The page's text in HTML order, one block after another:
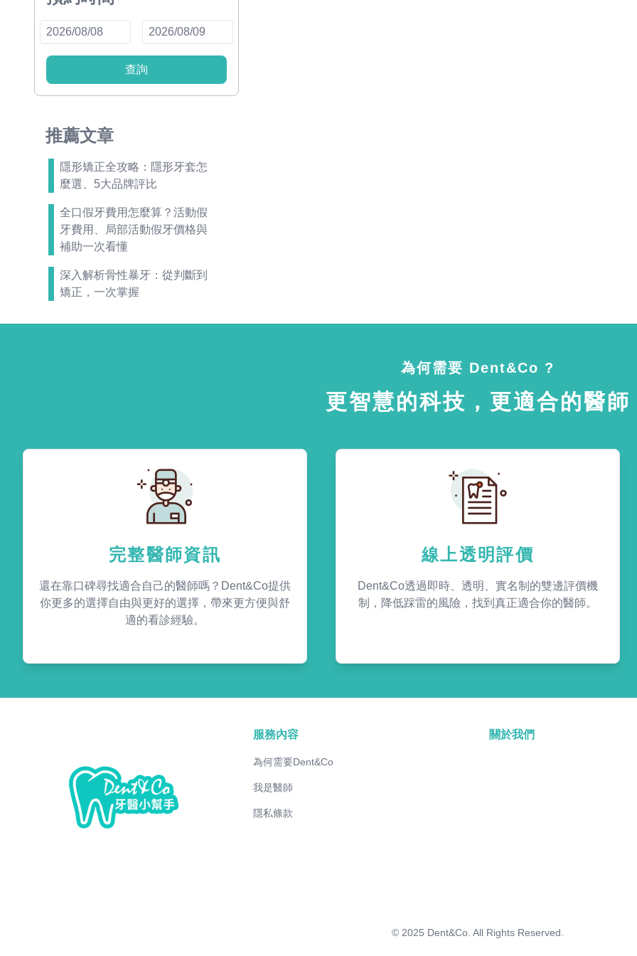
查詢
推薦文章
隱形矯正全攻略：隱形牙套怎
麼選、5大品牌評比
全口假牙費用怎麼算？活動假
牙費用、局部活動假牙價格與
補助一次看懂
深入解析骨性暴牙：從判斷到
矯正，一次掌握
為何需要 Dent&Co ?
更智慧的科技，更適合的醫師
完整醫師資訊
還在靠口碑尋找適合自己的醫師嗎？Dent&Co提供
你更多的選擇自由與更好的選擇，帶來更方便與舒
適的看診經驗。
線上透明評價
Dent&Co透過即時、透明、實名制的雙邊評價機
制，降低踩雷的風險，找到真正適合你的醫師。
服務內容
為何需要Dent&Co
我是醫師
隱私條款
關於我們
© 2025 Dent&Co. All Rights Reserved.